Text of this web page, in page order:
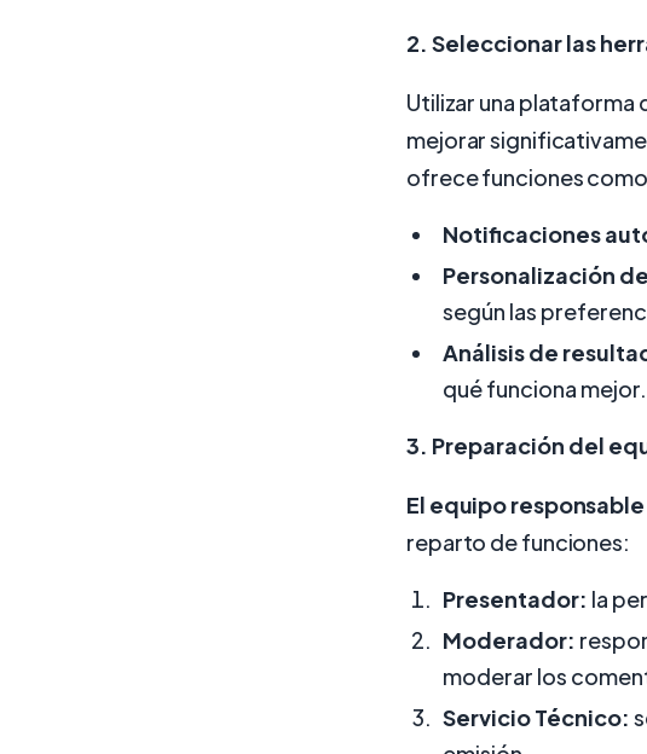
2. Seleccionar las
Utilizar una
mejorar
ofrece funciones
Notificaciones
Personalización
según las
Análisis de
qué funciona mejor.
3. Preparación del
El equipo
reparto de funciones:
Presentador: la
Moderador:
moderar los
Servicio Técnico: